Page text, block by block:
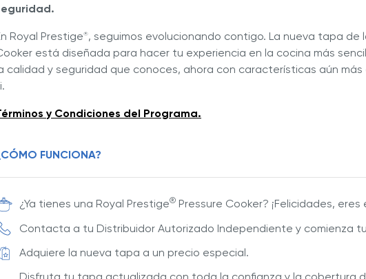
Royal Prestige®, seguimos evolucionando contigo. La nueva tapa de
está diseñada para hacer tu experiencia en la cocina más
calidad y seguridad que conoces, ahora con características aún
y Condiciones del Programa.
FUNCIONA?
¿Ya tienes una Royal Prestige® Pressure Cooker? ¡Felicidades, eres
Contacta a tu Distribuidor Autorizado Independiente y comienza
Adquiere la nueva tapa a un precio especial.